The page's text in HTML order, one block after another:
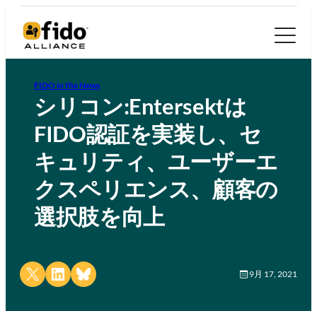
FIDO in the News
シリコン:Entersektは
FIDO認証を実装し、セ
キュリティ、ユーザーエ
クスペリエンス、顧客の
選択肢を向上
Share on X Share on LinkedIn
Share on Bluesky 9月 17, 2021